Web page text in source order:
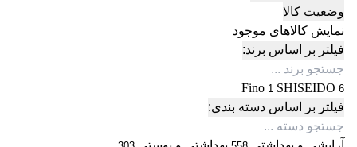
وضعیت کالا
نمایش کالاهای موجود
فیلتر بر اساس برند:
Fino 1 SHISEIDO 6
فیلتر بر اساس دسته بندی: